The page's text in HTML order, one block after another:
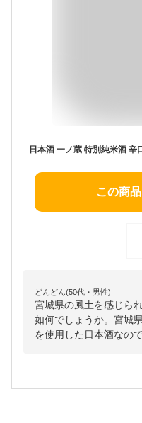
日本酒 一ノ蔵 特別純米酒 辛
この商
どんどん(50代・男性)
宮城県の風土を感じら
如何でしょうか。宮城
を使用した日本酒なの